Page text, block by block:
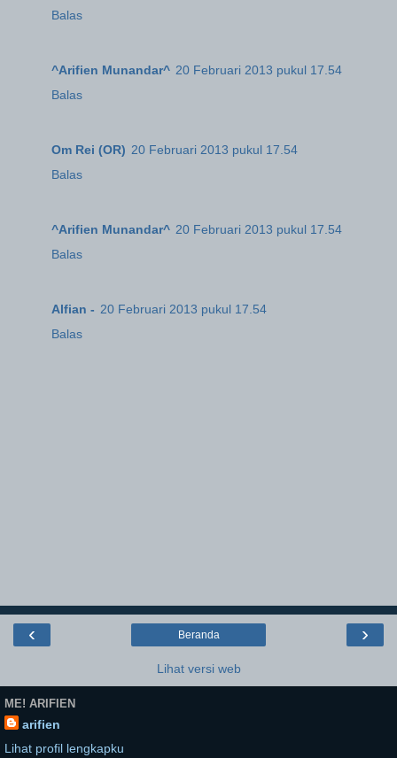
Balas
^Arifien Munandar^ 20 Februari 2013 pukul 17.54
Balas
Om Rei (OR) 20 Februari 2013 pukul 17.54
Balas
^Arifien Munandar^ 20 Februari 2013 pukul 17.54
Balas
Alfian - 20 Februari 2013 pukul 17.54
Balas
‹ ›
Beranda
Lihat versi web
ME! ARIFIEN
arifien
Lihat profil lengkapku